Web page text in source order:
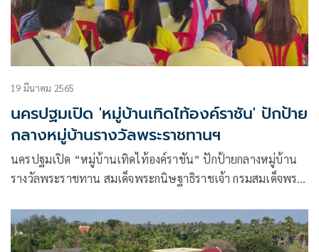
19 มีนาคม 2565
นครปฐมเปิด 'หมู่บ้านเทิดไท้องค์ราชัน' ปักป้าย
กลางหมู่บ้านรางวัลพระราชทานฯ
นครปฐมเปิด “หมู่บ้านเทิดไท้องค์ราชัน” ปักป้ายกลางหมู่บ้าน
รางวัลพระราชทาน สมเด็จพระกนิษฐาธิราชเจ้า กรมสมเด็จพระ
เพียง อยู่เย็นเป็นสุข ตามรอยเสด็จน้อมรำลึกในพระ
มหากรุณาธิคุณ